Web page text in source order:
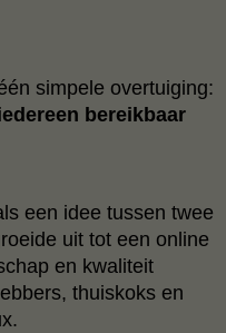
simpele overtuiging:
bereikbaar
een idee tussen twee
uit tot een online
en kwaliteit
thuiskoks en